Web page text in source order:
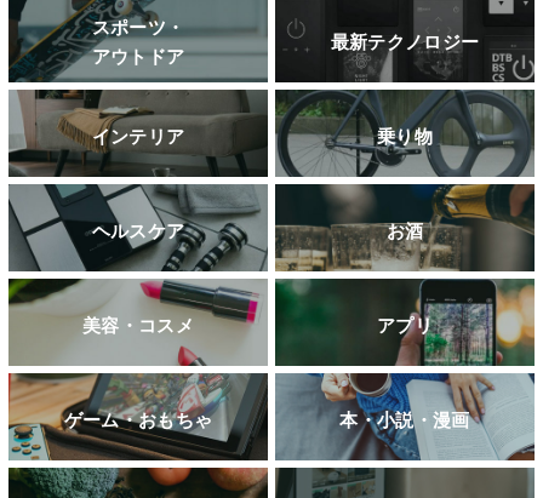
スポーツ・
アウトドア
最新テクノロジー
インテリア 乗り物
ヘルスケア お酒
美容・コスメ アプリ
ゲーム・おもちゃ 本・小説・漫画